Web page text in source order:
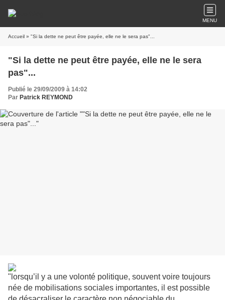
MENU
Accueil » "Si la dette ne peut être payée, elle ne le sera pas"...
"Si la dette ne peut être payée, elle ne le sera
pas"...
Publié le 29/09/2009 à 14:02
Par Patrick REYMOND
"lorsqu’il y a une volonté politique, souvent voire toujours
née de mobilisations sociales importantes, il est possible